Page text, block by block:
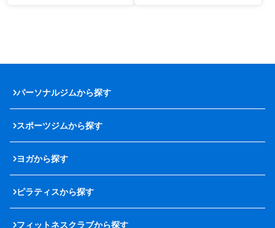
パーソナルジムから探す
スポーツジムから探す
ヨガから探す
ピラティスから探す
フィットネスクラブから探す